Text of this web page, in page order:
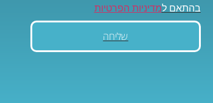
בהתאם למדיניות הפרטיות
שליחה